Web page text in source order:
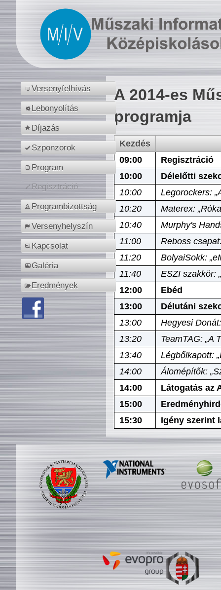
Versenyfelhívás
Lebonyolítás
Díjazás
Szponzorok
Program
Regisztráció
Programbizottság
Versenyhelyszín
Kapcsolat
Galéria
Eredmények
A 2014-es
programja
Kezdés
09:00
Regisztráció
10:00
Délelőtti
10:00
Legorockers:
10:20
Materex:
10:40
Murphy's
11:00
Reboss
11:20
BolyaiSokk:
11:40
ESZI szakkör:
12:00
Ebéd
13:00
Délutáni
13:00
Hegyesi
13:20
TeamTAG: „A
13:40
Légbőlkapott:
14:00
Álomépítők:
14:00
Látogatás az
15:00
15:30
Igény szerint